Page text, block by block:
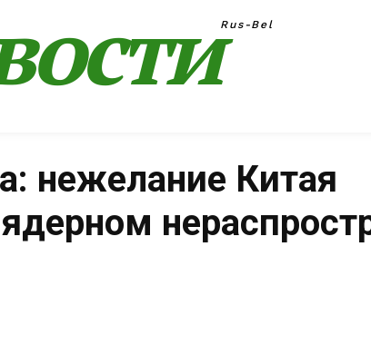
Rus-Bel
нежелание Китая